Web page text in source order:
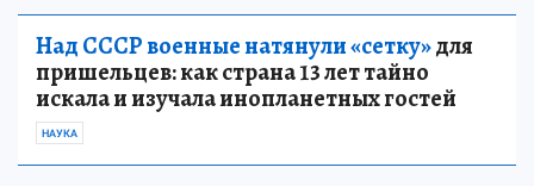
Над СССР военные натянули «сетку»для
пришельцев: как страна 13 лет тайно
искала и изучала инопланетных гостей
НАУКА